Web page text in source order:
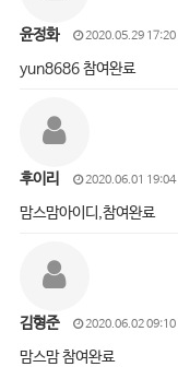
윤정화 2020.05.29 17:20
yun8686 참여완료
후이리 2020.06.01 19:04
맘스맘아이디,참여완료
김형준 2020.06.02 09:10
맘스맘 참여완료